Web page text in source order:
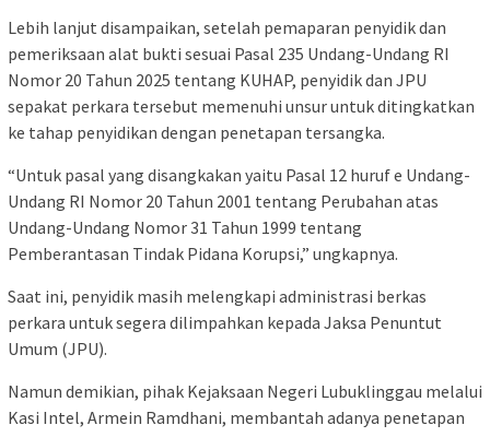
Lebih lanjut disampaikan, setelah pemaparan penyidik dan
pemeriksaan alat bukti sesuai Pasal 235 Undang-Undang RI
Nomor 20 Tahun 2025 tentang KUHAP, penyidik dan JPU
sepakat perkara tersebut memenuhi unsur untuk ditingkatkan
ke tahap penyidikan dengan penetapan tersangka.
“Untuk pasal yang disangkakan yaitu Pasal 12 huruf e Undang-
Undang RI Nomor 20 Tahun 2001 tentang Perubahan atas
Undang-Undang Nomor 31 Tahun 1999 tentang
Pemberantasan Tindak Pidana Korupsi,” ungkapnya.
Saat ini, penyidik masih melengkapi administrasi berkas
perkara untuk segera dilimpahkan kepada Jaksa Penuntut
Umum (JPU).
Namun demikian, pihak Kejaksaan Negeri Lubuklinggau melalui
Kasi Intel, Armein Ramdhani, membantah adanya penetapan